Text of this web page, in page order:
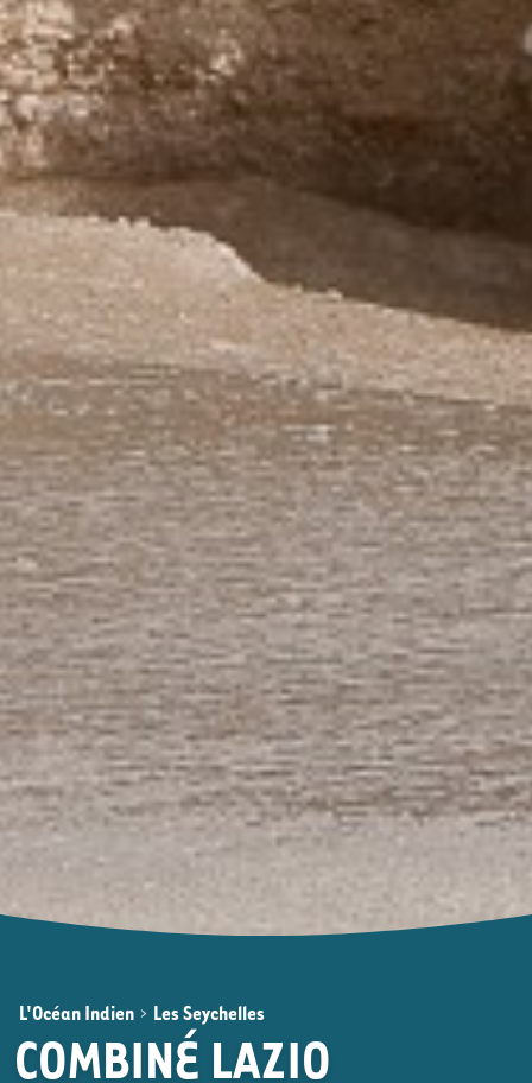
L'Océan Indien > Les Seychelles
COMBINÉ LAZIO